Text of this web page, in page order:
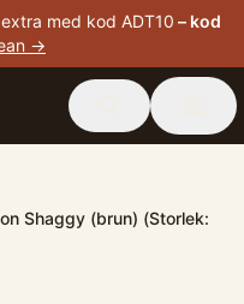
med kod ADT10 – kod
→
Shaggy (brun) (Storlek: